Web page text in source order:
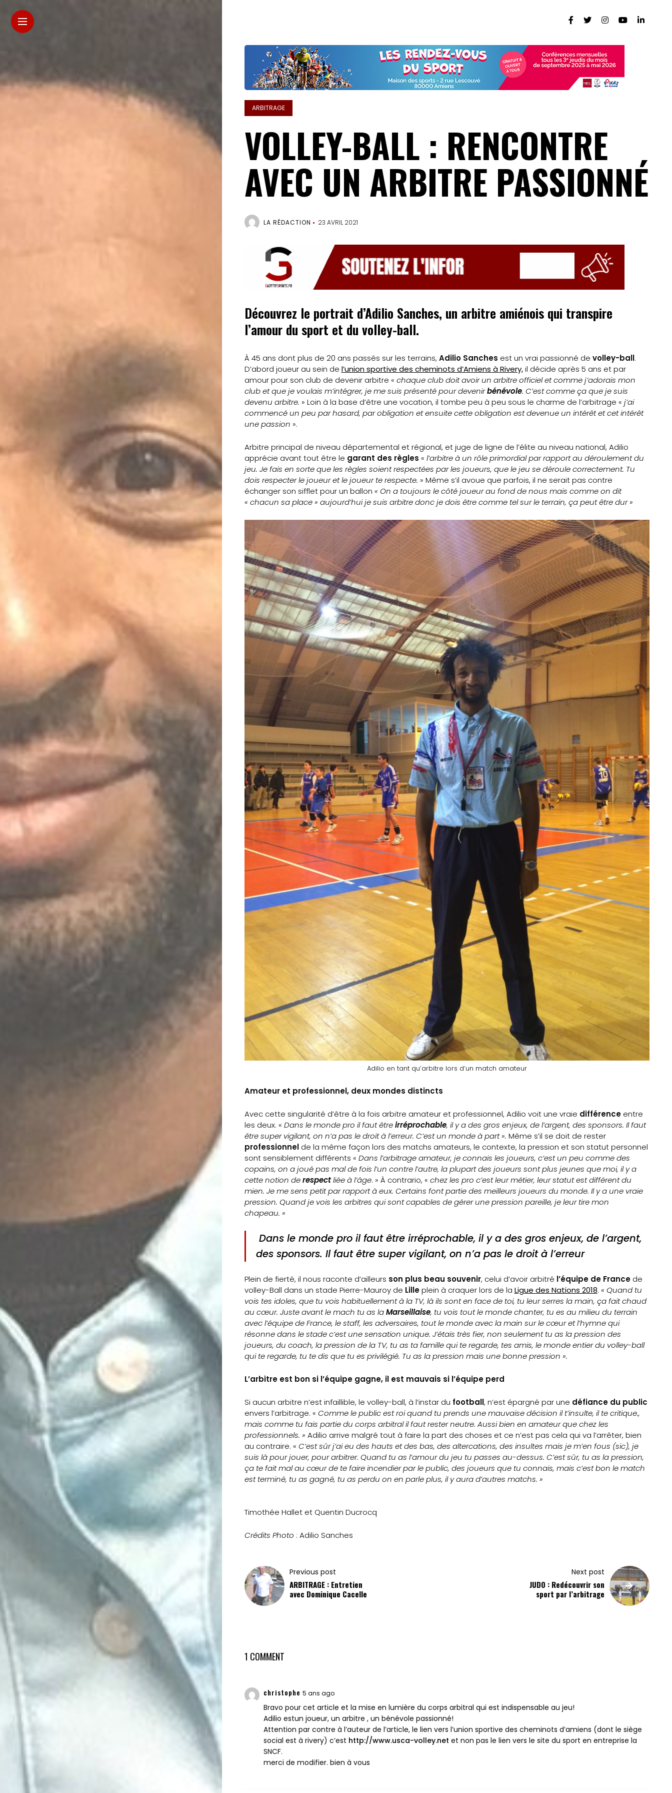
Accueil
Gazette
Sports
Le
projet
Gazette
Sports
aux
médias
Formation
S’inscrire
la
newsletter
Nos
Partenaires
Mentions
légales
Contact
ARBITRAGE
VOLLEY-BALL : RENCONTRE
AVEC UN ARBITRE PASSIONNÉ
LA RÉDACTION 23 AVRIL 2021
Découvrez le portrait d’Adilio Sanches, un arbitre amiénois qui transpire
l’amour du sport et du volley-ball.
À 45 ans dont plus de 20 ans passés sur les terrains, Adilio Sanches est un vrai passionné de volley-ball.
D’abord joueur au sein de l’union sportive des cheminots d’Amiens à Rivery,il décide après 5 ans et par
amour pour son club de devenir arbitre « chaque club doit avoir un arbitre officiel et comme j’adorais mon
club et que je voulais m’intégrer, je me suis présenté pour devenirbénévole. C’est comme ça que je suis
devenu arbitre. » Loin à la base d’être une vocation, il tombe peu à peu sous le charme de l’arbitrage « j’ai
commencé un peu par hasard, par obligation et ensuite cette obligation est devenue un intérêt et cet intérêt
une passion ».
Arbitre principal de niveau départemental et régional, et juge de ligne de l’élite au niveau national, Adilio
apprécie avant tout être le garant des règles « l’arbitre à un rôle primordial par rapport au déroulement du
jeu. Je fais en sorte que les règles soient respectées par les joueurs, que le jeu se déroule correctement. Tu
dois respecter le joueur et le joueur te respecte. » Même s’il avoue que parfois, il ne serait pas contre
échanger son sifflet pour un ballon « On a toujours le côté joueur au fond de nous mais comme on dit
« chacun sa place » aujourd’hui je suis arbitre donc je dois être comme tel sur le terrain, ça peut être dur »
Adilio en tant qu’arbitre lors d’un match amateur
Amateur et professionnel, deux mondes distincts
Avec cette singularité d’être à la fois arbitre amateur et professionnel, Adilio voit une vraie différence entre
les deux. « Dans le monde pro il faut êtreirréprochable, il y a des gros enjeux, de l’argent, des sponsors. Il faut
être super vigilant, on n’a pas le droit à l’erreur. C’est un monde à part ». Même s’il se doit de rester
professionnel de la même façon lors des matchs amateurs, le contexte, la pression et son statut personnel
sont sensiblement différents « Dans l’arbitrage amateur, je connais les joueurs, c’est un peu comme des
copains, on a joué pas mal de fois l’un contre l’autre, la plupart des joueurs sont plus jeunes que moi, il y a
cette notion derespectliée à l’âge. » À contrario, « chez les pro c’est leur métier, leur statut est différent du
mien. Je me sens petit par rapport à eux. Certains font partie des meilleurs joueurs du monde. Il y a une vraie
pression. Quand je vois les arbitres qui sont capables de gérer une pression pareille, je leur tire mon
chapeau. »
Dans le monde pro il faut être irréprochable, il y a des gros enjeux, de l’argent,
des sponsors. Il faut être super vigilant, on n’a pas le droit à l’erreur
Plein de fierté, il nous raconte d’ailleurs son plus beau souvenir, celui d’avoir arbitré l’équipe de Francede
volley-Ball dans un stade Pierre-Mauroy de Lilleplein à craquer lors de la Ligue des Nations 2018. « Quand tu
vois tes idoles, que tu vois habituellement à la TV, là ils sont en face de toi, tu leur serres la main, ça fait chaud
au cœur. Juste avant le mach tu as laMarseillaise, tu vois tout le monde chanter, tu es au milieu du terrain
avec l’équipe de France, le staff, les adversaires, tout le monde avec la main sur le cœur et l’hymne qui
résonne dans le stade c’est une sensation unique. J’étais très fier, non seulement tu as la pression des
joueurs, du coach, la pression de la TV, tu as ta famille qui te regarde, tes amis, le monde entier du volley-ball
qui te regarde, tu te dis que tu es privilégié. Tu as la pression mais une bonne pression ».
L’arbitre est bon si l’équipe gagne, il est mauvais si l’équipe perd
Si aucun arbitre n’est infaillible, le volley-ball, à l’instar du football, n’est épargné par une défiance du public
envers l’arbitrage. « Comme le public est roi quand tu prends une mauvaise décision il t’insulte, il te critique.,
mais comme tu fais partie du corps arbitral il faut rester neutre. Aussi bien en amateur que chez les
professionnels. » Adilio arrive malgré tout à faire la part des choses et ce n’est pas cela qui va l’arrêter, bien
au contraire. « C’est sûr j’ai eu des hauts et des bas, des altercations, des insultes mais je m’en fous (sic), je
suis là pour jouer, pour arbitrer. Quand tu as l’amour du jeu tu passes au-dessus. C’est sûr, tu as la pression,
ça te fait mal au cœur de te faire incendier par le public, des joueurs que tu connais, mais c’est bon le match
est terminé, tu as gagné, tu as perdu on en parle plus, il y aura d’autres matchs. »
Timothée Hallet et Quentin Ducrocq
Crédits Photo : Adilio Sanches
Previous post
ARBITRAGE : Entretien
avec Dominique Cacelle
Next post
JUDO : Redécouvrir son
sport par l’arbitrage
1 COMMENT
christophe 5 ans ago
Bravo pour cet article et la mise en lumière du corps arbitral qui est indispensable au jeu!
Adilio estun joueur, un arbitre , un bénévole passionné!
Attention par contre à l’auteur de l’article, le lien vers l’union sportive des cheminots d’amiens (dont le siège
social est à rivery) c’est http://www.usca-volley.net et non pas le lien vers le site du sport en entreprise la
SNCF.
merci de modifier. bien à vous